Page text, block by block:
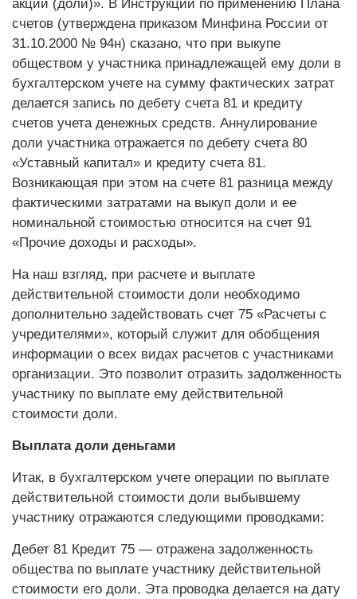
акции (доли)». В Инструкции по применению Плана
счетов (утверждена приказом Минфина России от
31.10.2000 № 94н) сказано, что при выкупе
обществом у участника принадлежащей ему доли в
бухгалтерском учете на сумму фактических затрат
делается запись по дебету счета 81 и кредиту
счетов учета денежных средств. Аннулирование
доли участника отражается по дебету счета 80
«Уставный капитал» и кредиту счета 81.
Возникающая при этом на счете 81 разница между
фактическими затратами на выкуп доли и ее
номинальной стоимостью относится на счет 91
«Прочие доходы и расходы».
На наш взгляд, при расчете и выплате
действительной стоимости доли необходимо
дополнительно задействовать счет 75 «Расчеты с
учредителями», который служит для обобщения
информации о всех видах расчетов с участниками
организации. Это позволит отразить задолженность
участнику по выплате ему действительной
стоимости доли.
Выплата доли деньгами
Итак, в бухгалтерском учете операции по выплате
действительной стоимости доли выбывшему
участнику отражаются следующими проводками:
Дебет 81 Кредит 75 — отражена задолженность
общества по выплате участнику действительной
стоимости его доли. Эта проводка делается на дату